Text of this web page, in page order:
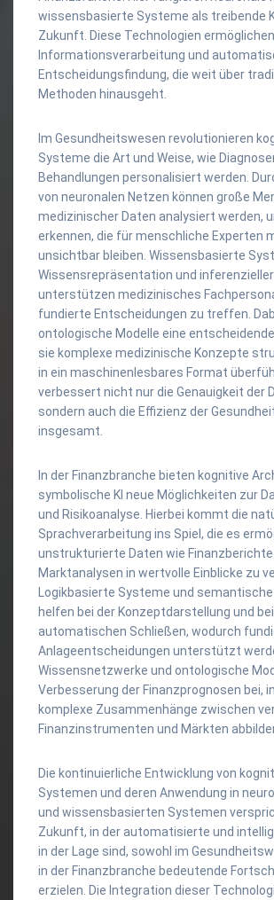
wissensbasierte Systeme als treibende
Zukunft. Diese Technologien
Informationsverarbeitung und
Entscheidungsfindung, die weit über
Methoden hinausgeht.
Im Gesundheitswesen revolutionieren
Systeme die Art und Weise, wie
Behandlungen personalisiert werden.
von neuronalen Netzen können große
medizinischer Daten analysiert werden,
erkennen, die für menschliche Experten
unsichtbar bleiben. Wissensbasierte
Wissensrepräsentation und inferenzieller
unterstützen medizinisches
fundierte Entscheidungen zu treffen.
ontologische Modelle eine
sie komplexe medizinische Konzepte
in ein maschinenlesbares Format
verbessert nicht nur die Genauigkeit der
sondern auch die Effizienz der
insgesamt.
In der Finanzbranche bieten kognitive
symbolische KI neue Möglichkeiten zur
und Risikoanalyse. Hierbei kommt die
Sprachverarbeitung ins Spiel, die es
unstrukturierte Daten wie Finanzberichte
Marktanalysen in wertvolle Einblicke zu
Logikbasierte Systeme und
helfen bei der Konzeptdarstellung und
automatischen Schließen, wodurch
Anlageentscheidungen unterstützt
Wissensnetzwerke und ontologische
Verbesserung der Finanzprognosen bei,
komplexe Zusammenhänge zwischen
Finanzinstrumenten und Märkten
Die kontinuierliche Entwicklung von
Systemen und deren Anwendung in
und wissensbasierten Systemen
Zukunft, in der automatisierte und
in der Lage sind, sowohl im
in der Finanzbranche bedeutende
erzielen. Die Integration dieser